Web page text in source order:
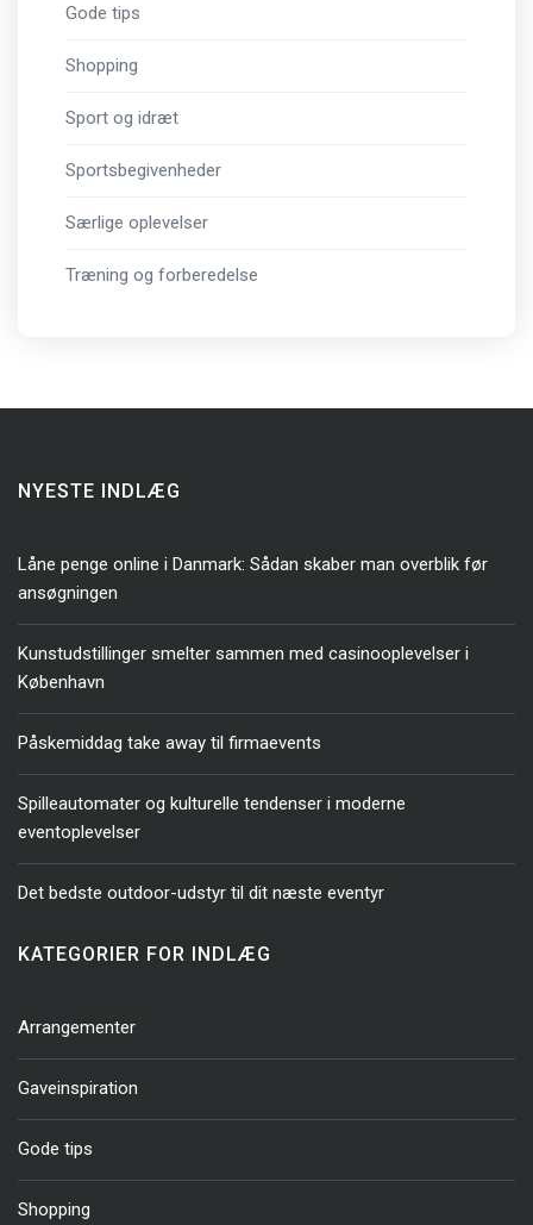
Gode tips
Shopping
Sport og idræt
Sportsbegivenheder
Særlige oplevelser
Træning og forberedelse
NYESTE INDLÆG
Låne penge online i Danmark: Sådan skaber man overblik før
ansøgningen
Kunstudstillinger smelter sammen med casinooplevelser i
København
Påskemiddag take away til firmaevents
Spilleautomater og kulturelle tendenser i moderne
eventoplevelser
Det bedste outdoor-udstyr til dit næste eventyr
KATEGORIER FOR INDLÆG
Arrangementer
Gaveinspiration
Gode tips
Shopping